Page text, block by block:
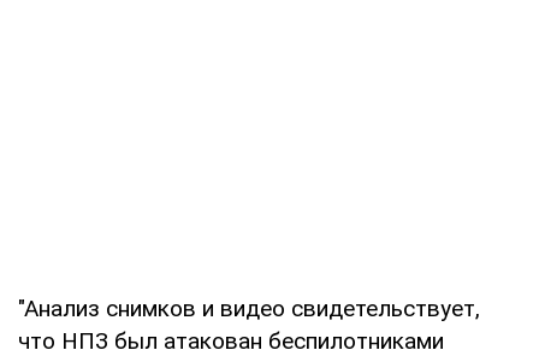
"Анализ снимков и видео свидетельствует,
что НПЗ был атакован беспилотниками